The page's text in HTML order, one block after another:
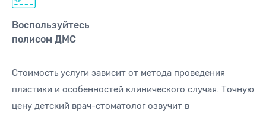
Воспользуйтесь
полисом ДМС
Стоимость услуги зависит от метода проведения
пластики и особенностей клинического случая. Точную
цену детский врач-стоматолог озвучит в